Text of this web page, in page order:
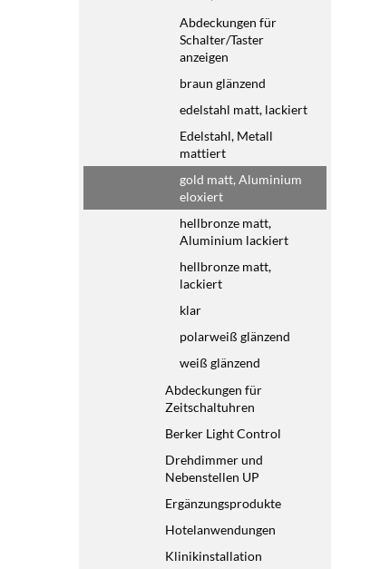
Abdeckungen für
Schalter/Taster
anzeigen
braun glänzend
edelstahl matt, lackiert
Edelstahl, Metall
mattiert
gold matt, Aluminium
eloxiert
hellbronze matt,
Aluminium lackiert
hellbronze matt,
lackiert
klar
polarweiß glänzend
weiß glänzend
Abdeckungen für
Zeitschaltuhren
Berker Light Control
Drehdimmer und
Nebenstellen UP
Ergänzungsprodukte
Hotelanwendungen
Klinikinstallation